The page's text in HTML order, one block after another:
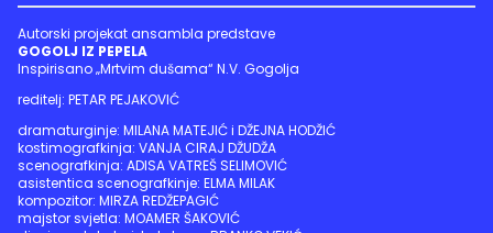
Autorski projekat ansambla predstave
GOGOLJ IZ PEPELA
Inspirisano „Mrtvim dušama“ N.V. Gogolja
reditelj: PETAR PEJAKOVIĆ
dramaturginje: MILANA MATEJIĆ i DŽEJNA HODŽIĆ
kostimografkinja: VANJA CIRAJ DŽUDŽA
scenografkinja: ADISA VATREŠ SELIMOVIĆ
asistentica scenografkinje: ELMA MILAK
kompozitor: MIRZA REDŽEPAGIĆ
majstor svjetla: MOAMER ŠAKOVIĆ